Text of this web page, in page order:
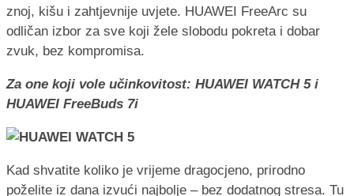
znoj, kišu i zahtjevnije uvjete. HUAWEI FreeArc su
odličan izbor za sve koji žele slobodu pokreta i dobar
zvuk, bez kompromisa.
Za one koji vole učinkovitost: HUAWEI WATCH 5 i
HUAWEI FreeBuds 7i
Kad shvatite koliko je vrijeme dragocjeno, prirodno
poželite iz dana izvući najbolje – bez dodatnog stresa. Tu